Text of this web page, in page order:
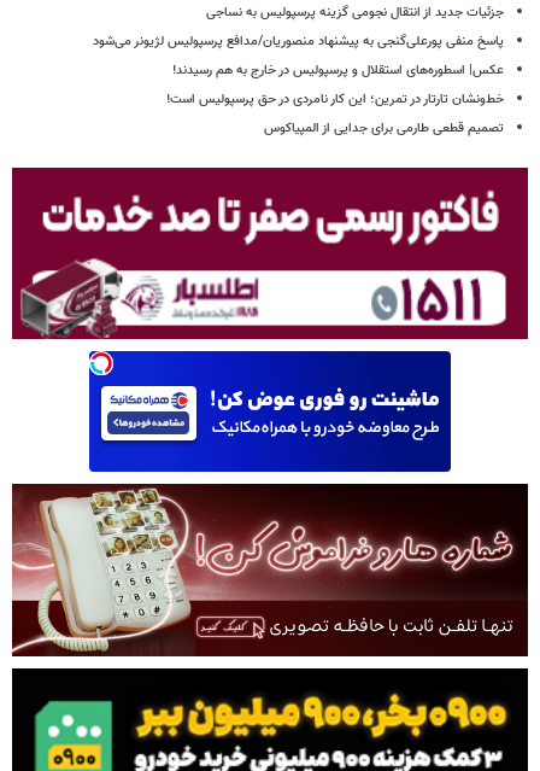
جزئیات جدید از انتقال نجومی گزینه پرسپولیس به نساجی
پاسخ منفی پورعلی‌گنجی به پیشنهاد منصوریان/مدافع پرسپولیس لژیونر می‌شود
عکس| اسطوره‌های استقلال و پرسپولیس در خارج به هم رسیدند!
خط‌ونشان تارتار در تمرین؛ این کار نامردی در حق پرسپولیس است!
تصمیم قطعی طارمی برای جدایی از المپیاکوس